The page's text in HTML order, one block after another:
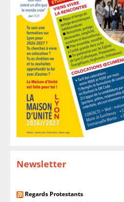
Newsletter
Regards Protestants